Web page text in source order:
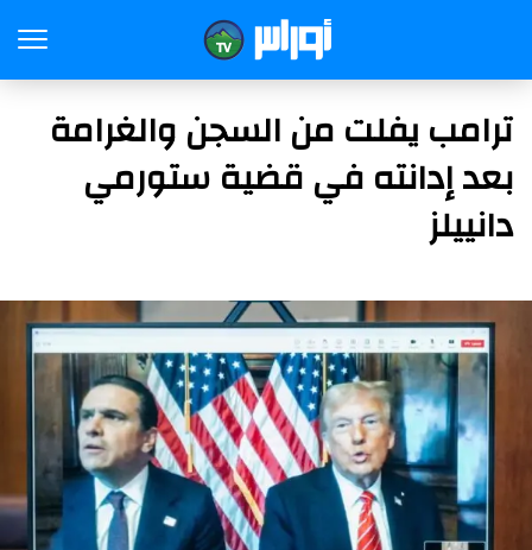
ترامب يفلت من السجن والغرامة
بعد إدانته في قضية ستورمي
دانييلز